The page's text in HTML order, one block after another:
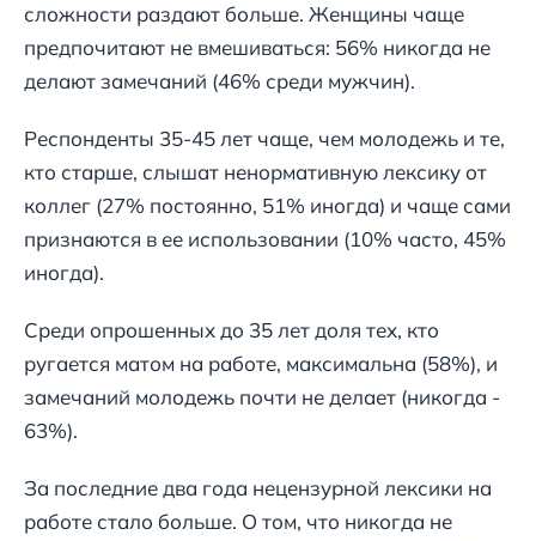
сложности раздают больше. Женщины чаще
предпочитают не вмешиваться: 56% никогда не
делают замечаний (46% среди мужчин).
Респонденты 35-45 лет чаще, чем молодежь и те,
кто старше, слышат ненормативную лексику от
коллег (27% постоянно, 51% иногда) и чаще сами
признаются в ее использовании (10% часто, 45%
иногда).
Среди опрошенных до 35 лет доля тех, кто
ругается матом на работе, максимальна (58%), и
замечаний молодежь почти не делает (никогда -
63%).
За последние два года нецензурной лексики на
работе стало больше. О том, что никогда не